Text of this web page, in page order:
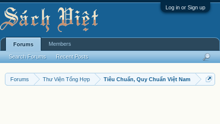
Log in or Sign up
Forums Thư Viện Tổng Hợp Tiêu Chuẩn, Quy Chuẩn Việt Nam
Forums
Search Forums Recent Posts
Members